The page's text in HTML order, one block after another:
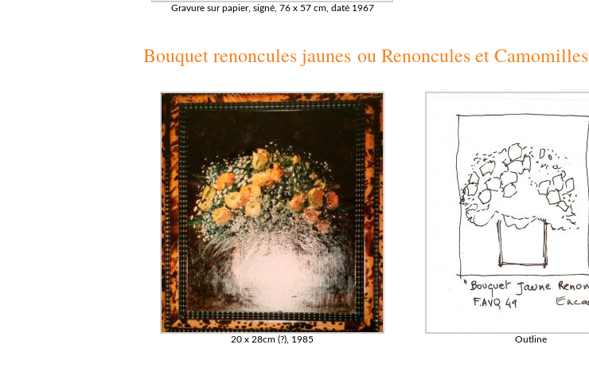
Gravure sur papier, signé, 76 x 57 cm, daté 1967
Bouquet renoncules jaunes ou Renoncules et Camomilles
20 x 28cm (?), 1985 Outline